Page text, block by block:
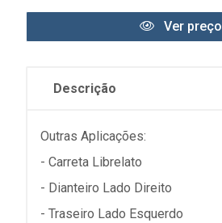
Ver preço
Descrição
Outras Aplicações:
- Carreta Librelato
- Dianteiro Lado Direito
- Traseiro Lado Esquerdo